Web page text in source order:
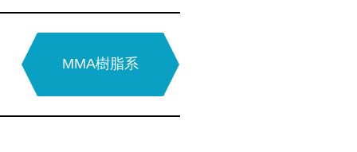
タイプ
無溶剤型
エポキシ系
水系硬質
ウレタン系
水系硬質
MMA樹脂系